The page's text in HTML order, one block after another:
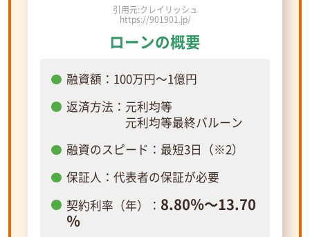
引用元:クレイリッシュ
https://901901.jp/
ローンの概要
融資額：100万円～1億円
返済方法：元利均等
元利均等最終バルーン
融資のスピード：最短3日（※2）
保証人：代表者の保証が必要
契約利率（年）： 8.80％～13.70
％